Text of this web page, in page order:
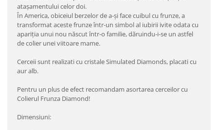
atașamentului celor doi.
În America, obiceiul berzelor de a-și face cuibul cu frunze, a
transformat aceste frunze într-un simbol al iubirii ivite odata cu
apariția unui nou născut într-o familie, dăruindu-i-se un astfel
de colier unei viitoare mame.
Cerceii sunt realizati cu cristale Simulated Diamonds, placati cu
aur alb.
Pentru un plus de efect recomandam asortarea cerceilor cu
Colierul Frunza Diamond!
Dimensiuni: